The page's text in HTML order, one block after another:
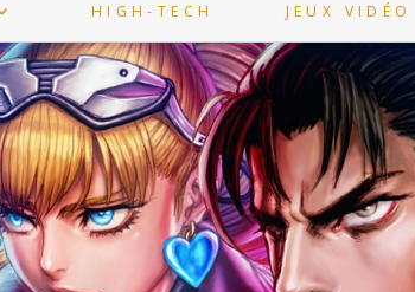
HIGH-TECH JEUX VIDÉO